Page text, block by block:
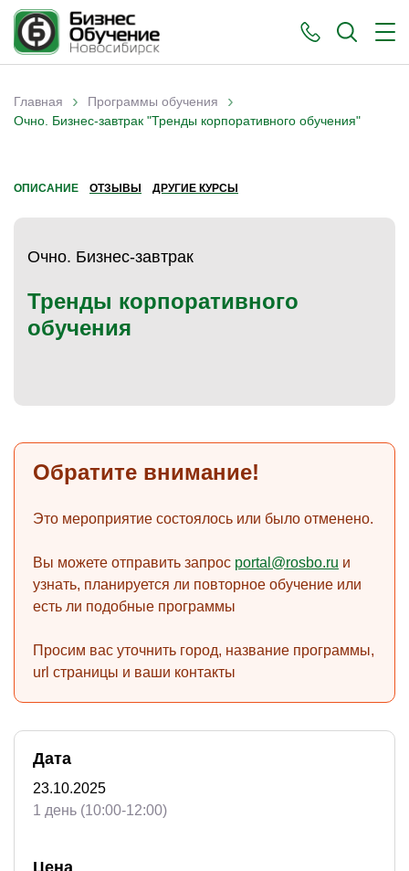
Вы здесь
Главная › Программы обучения ›
Очно. Бизнес-завтрак "Тренды корпоративного обучения"
ОПИСАНИЕ ОТЗЫВЫ ДРУГИЕ КУРСЫ
Очно. Бизнес-завтрак
Тренды корпоративного
обучения
Обратите внимание!
Это мероприятие состоялось или было отменено.
Вы можете отправить запрос portal@rosbo.ru и
узнать, планируется ли повторное обучение или
есть ли подобные программы
Просим вас уточнить город, название программы,
url страницы и ваши контакты
Дата
23.10.2025
1 день (10:00-12:00)
Цена